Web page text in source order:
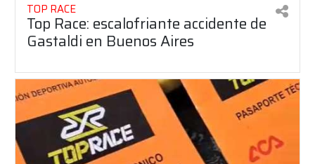
TOP RACE
Top Race: escalofriante accidente de
Gastaldi en Buenos Aires